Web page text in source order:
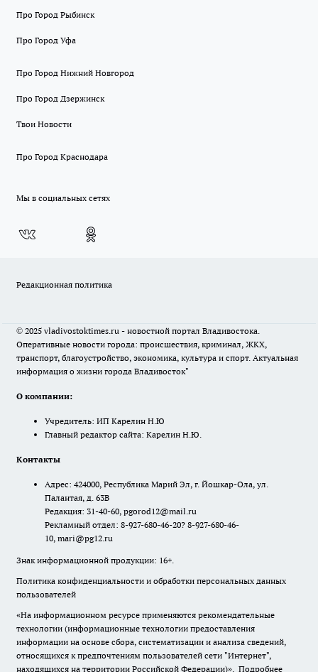
Про Город Рыбинск
Про Город Уфа
Про Город Нижний Новгород
Про Город Дзержинск
Твои Новости
Про Город Краснодара
Мы в социальных сетях
Редакционная политика
© 2025 vladivostoktimes.ru - новостной портал Владивостока.
Оперативные новости города: происшествия, криминал, ЖКХ,
транспорт, благоустройство, экономика, культура и спорт. Актуальная
информация о жизни города Владивосток"
О компании:
Учредитель: ИП Карелин Н.Ю
Главный редактор сайта: Карелин Н.Ю.
Контакты
Адрес: 424000, Республика Марий Эл, г. Йошкар-Ола, ул.
Палантая, д. 63В
Редакция: 31-40-60, pgorod12@mail.ru
Рекламный отдел: 8-927-680-46-20? 8-927-680-46-
10, mari@pg12.ru
Знак информационной продукции: 16+.
Политика конфиденциальности и обработки персональных данных
пользователей
«На информационном ресурсе применяются рекомендательные
технологии (информационные технологии предоставления
информации на основе сбора, систематизации и анализа сведений,
относящихся к предпочтениям пользователей сети "Интернет",
находящихся на территории Российской Федерации)». Подробнее